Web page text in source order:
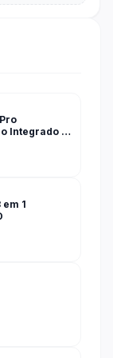
Integrado e
1